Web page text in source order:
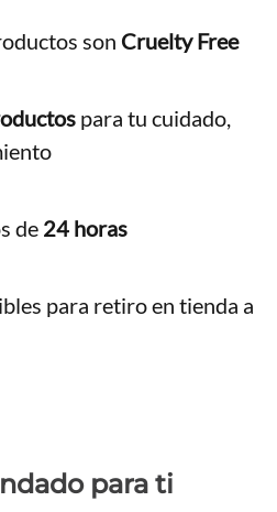
son Cruelty Free
para tu cuidado,
de 24 horas
para retiro en tienda a
para ti